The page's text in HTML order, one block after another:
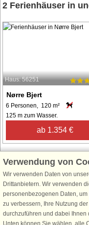
2 Ferienhäuser in
Haus: 56251
Nørre Bjert
6 Personen, 120 m²
125 m zum Wasser.
ab 1.354 €
Schließen Sie sich
Erhalten Sie einen
Ferienhausurlaub - melden
an. Verpassen Sie nie
Verwendung von
Wir verwenden Daten von
Drittanbietern. Wir verwenden
personenbezogenen Daten,
zu verbessern, Ihre Nutzung
durchzuführen und dabei
Unten können Sie wählen, alle